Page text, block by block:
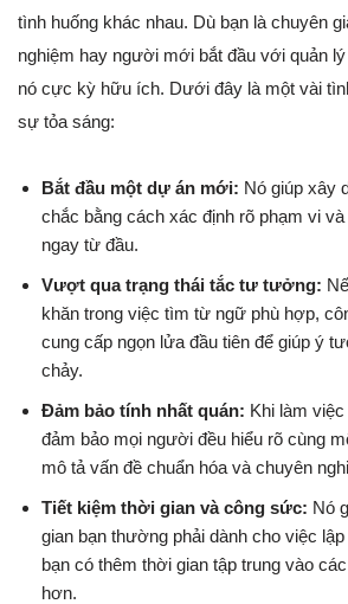
tình huống khác nhau. Dù bạn là chuyên
nghiệm hay người mới bắt đầu với quản
nó cực kỳ hữu ích. Dưới đây là một vài
sự tỏa sáng:
Bắt đầu một dự án mới: Nó giúp xây
chắc bằng cách xác định rõ phạm vi
ngay từ đầu.
Vượt qua trạng thái tắc tư tưởng:
khăn trong việc tìm từ ngữ phù hợp,
cung cấp ngọn lửa đầu tiên để giúp ý
chảy.
Đảm bảo tính nhất quán: Khi làm
đảm bảo mọi người đều hiểu rõ cùng
mô tả vấn đề chuẩn hóa và chuyên
Tiết kiệm thời gian và công sức: Nó
gian bạn thường phải dành cho việc
bạn có thêm thời gian tập trung vào
hơn.